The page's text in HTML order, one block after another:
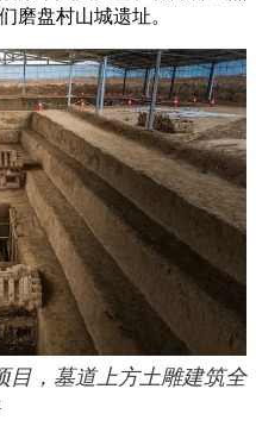
磨盘村山城遗址。
目，墓道上方土雕建筑全